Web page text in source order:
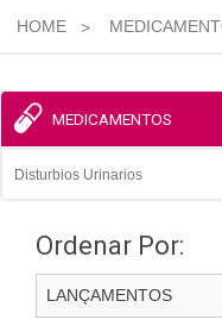
HOME
MEDICAMENTOS
Disturbios Urinarios
Ordenar Por: